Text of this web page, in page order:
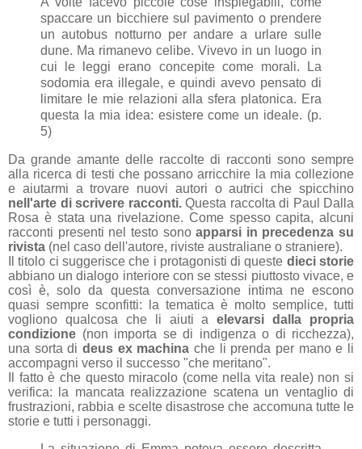
spaccare un bicchiere sul pavimento o prendere
unautobus notturno per andare a urlare sulle
dune. Ma rimanevo celibe. Vivevo in un luogo in
cui le leggi erano concepite come morali. La
sodomia era illegale, e quindi avevo pensato di
limitare le mie relazioni alla sfera platonica. Era
questa la mia idea: esistere come un ideale. (p.
5)
Da grande amante delle raccolte di racconti sono sempre
alla ricerca di testi che possano arricchire la mia collezione
e aiutarmi a trovare nuovi autori o autrici che spicchino
nell'arte di scrivere racconti.Questa raccolta di Paul Dalla
Rosa è stata una rivelazione. Come spesso capita, alcuni
racconti presenti nel testo sonoapparsi in precedenza su
rivista (nel caso dell'autore, riviste australiane o straniere).
Il titolo ci suggerisce che i protagonisti di queste dieci storie
abbiano un dialogo interiore con se stessi piuttosto vivace, e
così è, solo da questa conversazione intima ne escono
quasi sempre sconfitti: la tematica è molto semplice, tutti
vogliono qualcosa che li aiuti a elevarsi dalla propria
condizione (non importa se di indigenza o di ricchezza),
una sorta di deus ex machina che li prenda per mano e li
accompagni verso il successo "che meritano".
Il fatto è che questo miracolo (come nella vita reale) non si
verifica: la mancata realizzazione scatena un ventaglio di
frustrazioni, rabbia e scelte disastrose che accomuna tutte le
storie e tutti i personaggi.